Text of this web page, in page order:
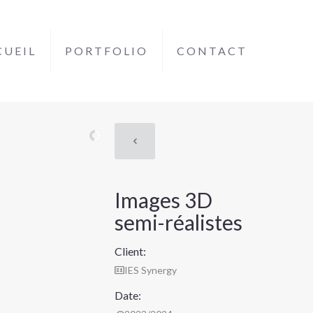
PORTFOLIO CONTACT
Images 3D
semi-réalistes
Client:
IES Synergy
Date: